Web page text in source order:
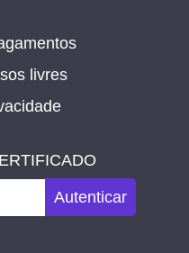
livres
Autenticar